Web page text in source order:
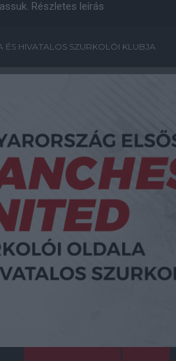
Részletes leírás
ÉS HIVATALOS SZURKOLÓI KLUBJA